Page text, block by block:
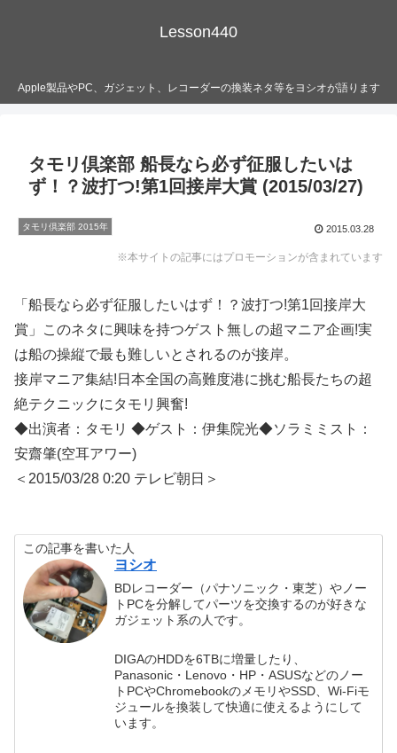
Lesson440
Apple製品やPC、ガジェット、レコーダーの換装ネタ等をヨシオが語ります
タモリ倶楽部 船長なら必ず征服したいは
ず！？波打つ!第1回接岸大賞 (2015/03/27)
タモリ倶楽部 2015年 2015.03.28
※本サイトの記事にはプロモーションが含まれています
「船長なら必ず征服したいはず！？波打つ!第1回接岸大
賞」このネタに興味を持つゲスト無しの超マニア企画!実
は船の操縦で最も難しいとされるのが接岸。
接岸マニア集結!日本全国の高難度港に挑む船長たちの超
絶テクニックにタモリ興奮!
◆出演者：タモリ ◆ゲスト：伊集院光◆ソラミミスト：
安齋肇(空耳アワー)
＜2015/03/28 0:20 テレビ朝日＞
この記事を書いた人
ヨシオ
BDレコーダー（パナソニック・東芝）やノー
トPCを分解してパーツを交換するのが好きな
ガジェット系の人です。
DIGAのHDDを6TBに増量したり、
Panasonic・Lenovo・HP・ASUSなどのノー
トPCやChromebookのメモリやSSD、Wi-Fiモ
ジュールを換装して快適に使えるようにして
います。